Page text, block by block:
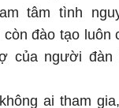
tâm tình
đào tạo luôn
của người đàn
ai tham